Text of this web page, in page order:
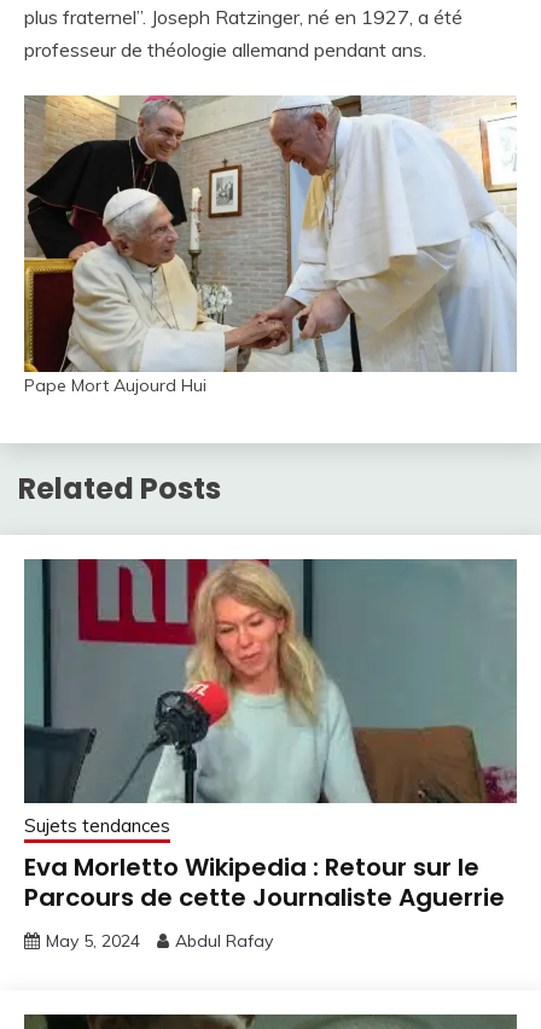
plus fraternel”. Joseph Ratzinger, né en 1927, a été
professeur de théologie allemand pendant ans.
Pape Mort Aujourd Hui
Related Posts
Sujets tendances
Eva Morletto Wikipedia : Retour sur le
Parcours de cette Journaliste Aguerrie
May 5, 2024 Abdul Rafay